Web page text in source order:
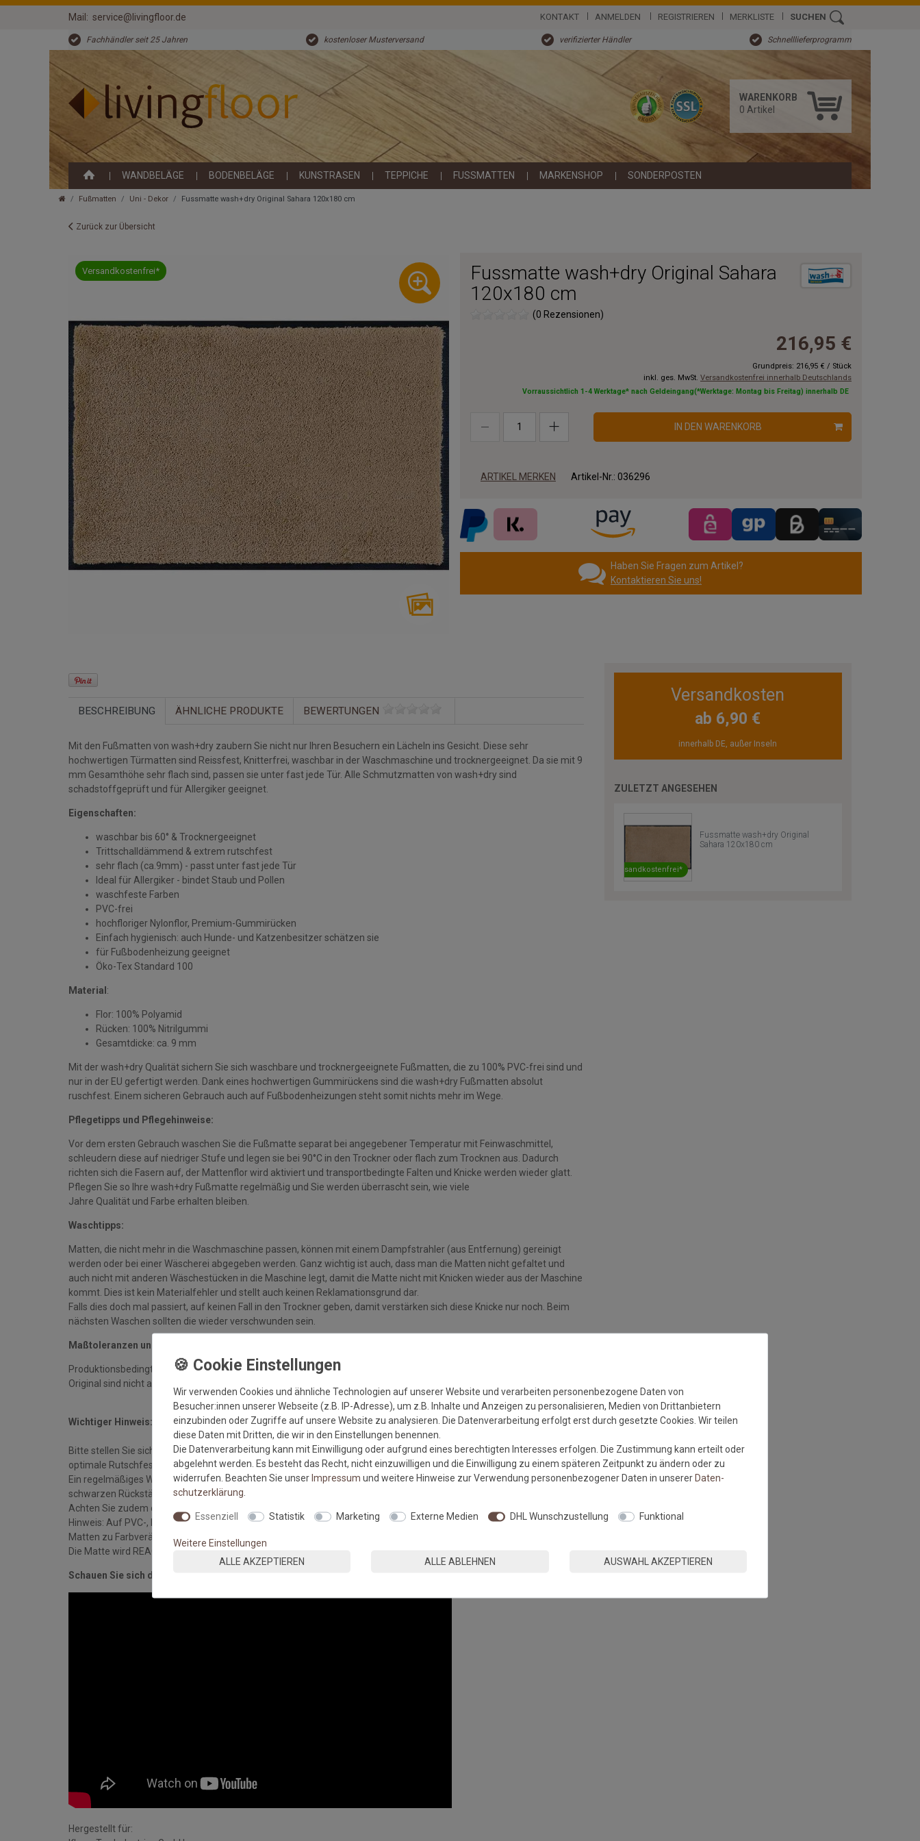
Mail: service@livingfloor.de KONTAKT ANMELDEN REGISTRIEREN MERKLISTE SUCHEN
Fachhändler seit 25 Jahren kostenloser Musterversand verifizierter Händler Schnelllieferprogramm
WARENKORB
0 Artikel
WANDBELÄGE BODENBELÄGE KUNSTRASEN TEPPICHE FUSSMATTEN MARKENSHOP SONDERPOSTEN
Fußmatten Uni - Dekor Fussmatte wash+dry Original Sahara 120x180 cm
Zurück zur Übersicht
Versandkostenfrei*
Fussmatte wash+dry Original Sahara
120x180 cm
(0 Rezensionen)
216,95 €
Grundpreis: 216,95 € / Stück
inkl. ges. MwSt. Versandkostenfrei innerhalb Deutschlands
Vorraussichtlich 1-4 Werktage* nach Geldeingang(*Werktage: Montag bis Freitag) innerhalb DE
IN DEN WARENKORB
ARTIKEL MERKEN Artikel-Nr.: 036296
Haben Sie Fragen zum Artikel?
Kontaktieren Sie uns!
BESCHREIBUNG ÄHNLICHE PRODUKTE BEWERTUNGEN
Mit den Fußmatten von wash+dry zaubern Sie nicht nur Ihren Besuchern ein Lächeln ins Gesicht. Diese sehr
hochwertigen Türmatten sind Reissfest, Knitterfrei, waschbar in der Waschmaschine und trocknergeeignet. Da sie mit 9
mm Gesamthöhe sehr flach sind, passen sie unter fast jede Tür. Alle Schmutzmatten von wash+dry sind
schadstoffgeprüft und für Allergiker geeignet.
Eigenschaften:
waschbar bis 60° & Trocknergeeignet
Trittschalldämmend & extrem rutschfest
sehr flach (ca.9mm) - passt unter fast jede Tür
Ideal für Allergiker - bindet Staub und Pollen
waschfeste Farben
PVC-frei
hochfloriger Nylonflor, Premium-Gummirücken
Einfach hygienisch: auch Hunde- und Katzenbesitzer schätzen sie
für Fußbodenheizung geeignet
Öko-Tex Standard 100
Material :
Flor: 100% Polyamid
Rücken: 100% Nitrilgummi
Gesamtdicke: ca. 9 mm
Mit der wash+dry Qualität sichern Sie sich waschbare und trocknergeeignete Fußmatten, die zu 100% PVC-frei sind und
nur in der EU gefertigt werden. Dank eines hochwertigen Gummirückens sind die wash+dry Fußmatten absolut
ruschfest. Einem sicheren Gebrauch auch auf Fußbodenheizungen steht somit nichts mehr im Wege.
Pflegetipps und Pflegehinweise:
Vor dem ersten Gebrauch waschen Sie die Fußmatte separat bei angegebener Temperatur mit Feinwaschmittel,
schleudern diese auf niedriger Stufe und legen sie bei 90°C in den Trockner oder flach zum Trocknen aus. Dadurch
richten sich die Fasern auf, der Mattenflor wird aktiviert und transportbedingte Falten und Knicke werden wieder glatt.
Pflegen Sie so Ihre wash+dry Fußmatte regelmäßig und Sie werden überrascht sein, wie viele
Jahre Qualität und Farbe erhalten bleiben.
Waschtipps:
Matten, die nicht mehr in die Waschmaschine passen, können mit einem Dampfstrahler (aus Entfernung) gereinigt
werden oder bei einer Wäscherei abgegeben werden. Ganz wichtig ist auch, dass man die Matten nicht gefaltet und
auch nicht mit anderen Wäschestücken in die Maschine legt, damit die Matte nicht mit Knicken wieder aus der Maschine
kommt. Dies ist kein Materialfehler und stellt auch keinen Reklamationsgrund dar.
Falls dies doch mal passiert, auf keinen Fall in den Trockner geben, damit verstärken sich diese Knicke nur noch. Beim
nächsten Waschen sollten die wieder verschwunden sein.
Maßtoleranzen und Farbabweichungen:
Produktionsbedingte Maßtoleranzen in der Größe von +/- 5%, sowie Farbabweichungen zwischen Bildschirmfoto und
Original sind nicht auszuschließen
Wichtiger Hinweis:
Bitte stellen Sie sicher, dass die Matte stets auf einem sauberen und trockenen, festen Untergrund liegt, um eine
optimale Rutschfestigkeit zu gewährleisten.
Ein regelmäßiges Waschen (etwa 3-4 mal im Jahr) erhält die Haftkraft des Gummis und vermindert die Gefahr von
schwarzen Rückständen in Ihren Elektrogeräten.
Achten Sie zudem darauf, dass die Matte stets flach aufliegt und von offenem Feuer ferngehalten wird.
Hinweis: Auf PVC-, Linoleum-, Laminat- und Holzböden kann es durch Wechselwirkungen mit gummibeschichteten
Matten zu Farbveränderungen der Oberflächen kommen.
Die Matte wird REACH-konform und nach DIN ISO 9001-Standards in der EU hergestellt.
Schauen Sie sich das Video an:
Hergestellt für:
Versandkosten
ab 6,90 €
innerhalb DE, außer Inseln
ZULETZT ANGESEHEN
Versandkostenfrei*
Fussmatte wash+dry Original
Sahara 120x180 cm
Wir verwenden Cookies und ähnliche Technologien auf unserer Website und verarbeiten personenbezogene Daten von
Besucher:innen unserer Webseite (z.B. IP-Adresse), um z.B. Inhalte und Anzeigen zu personalisieren, Medien von Drittanbietern
einzubinden oder Zugriffe auf unsere Website zu analysieren. Die Datenverarbeitung erfolgt erst durch gesetzte Cookies. Wir teilen
diese Daten mit Dritten, die wir in den Einstellungen benennen.
Die Datenverarbeitung kann mit Einwilligung oder aufgrund eines berechtigten Interesses erfolgen. Die Zustimmung kann erteilt oder
abgelehnt werden. Es besteht das Recht, nicht einzuwilligen und die Einwilligung zu einem späteren Zeitpunkt zu ändern oder zu
widerrufen. Beachten Sie unserImpressum und weitere Hinweise zur Verwendung personenbezogener Daten in unsererDaten­
schutz­erklärung
Essenziell Statistik Marketing Externe Medien DHL Wunschzustellung Funktional
Weitere Einstellungen
ALLE AKZEPTIEREN
ALLE ABLEHNEN AUSWAHL AKZEPTIEREN